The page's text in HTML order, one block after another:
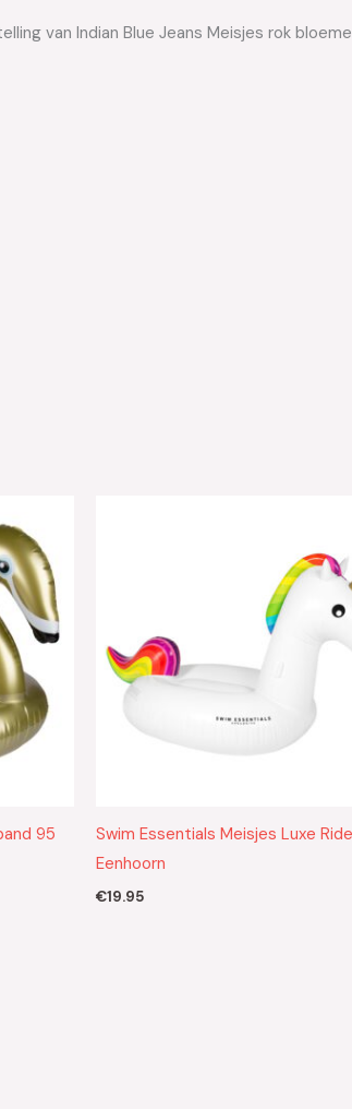
van Indian Blue Jeans Meisjes rok
95
Swim Essentials Meisjes Luxe
Eenhoorn
€19.95